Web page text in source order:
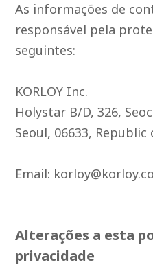
As informações de
responsável pela
seguintes:
KORLOY Inc.
Holystar B/D, 326,
Seoul, 06633, Republic
Email:
Alterações a esta
privacidade